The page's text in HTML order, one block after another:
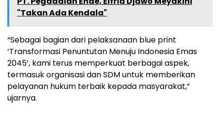
"Takan Ada Kendala"
“Sebagai bagian dari pelaksanaan blue print
‘Transformasi Penuntutan Menuju Indonesia Emas
2045’, kami terus memperkuat berbagai aspek,
termasuk organisasi dan SDM untuk memberikan
pelayanan hukum terbaik kepada masyarakat,”
ujarnya.